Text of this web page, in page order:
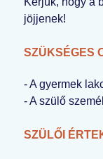
jöjjenek!
SZÜKSÉGES
- A gyermek
- A szülő
SZÜLŐI